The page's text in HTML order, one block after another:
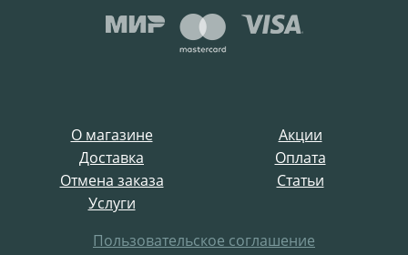
О магазине
Акции
Доставка
Оплата
Отмена заказа
Статьи
Услуги
Пользовательское соглашение